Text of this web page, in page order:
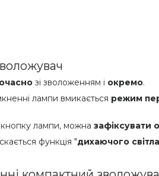
зі зволоженням і окремо.
лампи вмикається режим
лампи, можна зафіксувати
функція "дихаючого світла